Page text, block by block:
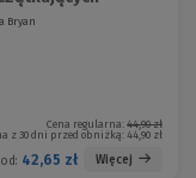
Bryan
Cena regularna: 44,90 zł
z 30 dni przed obniżką: 44,90 zł
od: 42,65 zł Więcej